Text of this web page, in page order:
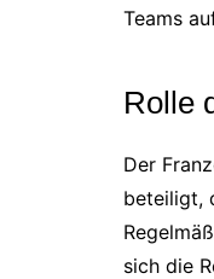
Teams
Rolle
Der
beteiligt,
sich die